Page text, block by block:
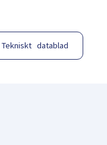
Tekniskt datablad